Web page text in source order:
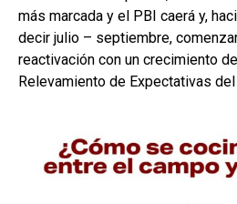
más marcada y el PBI caerá y,
decir julio – septiembre,
reactivación con un crecimiento
Relevamiento de Expectativas del